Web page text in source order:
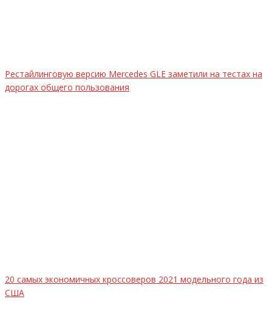
Рестайлинговую версию Mercedes GLE заметили на тестах на
дорогах общего пользования
20 самых экономичных кроссоверов 2021 модельного года из
США